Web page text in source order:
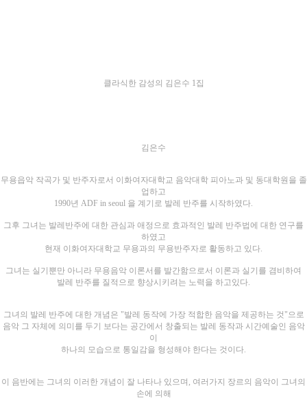
클라식한 감성의 김은수 1집
김은수
무용읍악 작곡가 및 반주자로서 이화여자대학교 음악대학 피아노과 및 동대학원을 졸
업하고
1990년 ADF in seoul 을 계기로 발레 반주를 시작하였다.
그후 그녀는 발레반주에 대한 관심과 애정으로 효과적인 발레 반주법에 대한 연구를
하였고
현재 이화여자대학교 무용과의 무용반주자로 활동하고 있다.
그녀는 실기뿐만 아니라 무용음악 이론서를 발간함으로서 이론과 실기를 겸비하여
발레 반주를 질적으로 향상시키려는 노력을 하고있다.
그녀의 발레 반주에 대한 개념은 "발레 동작에 가장 적합한 음악을 제공하는 것"으로
음악 그 자체에 의미를 두기 보다는 공간에서 창출되는 발레 동작과 시간예술인 음악
이
하나의 모습으로 통일감을 형성해야 한다는 것이다.
이 음반에는 그녀의 이러한 개념이 잘 나타나 있으며, 여러가지 장르의 음악이 그녀의
손에 의해